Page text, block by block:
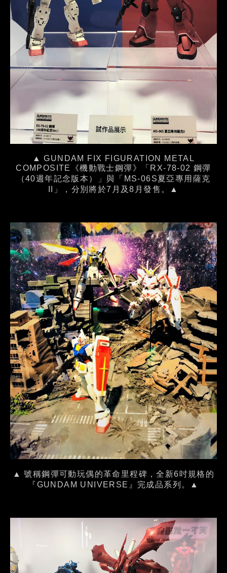
▲ GUNDAM FIX FIGURATION METAL
COMPOSITE《機動戰士鋼彈》「RX-78-02 鋼彈
（40週年記念版本）」與「MS-06S夏亞專用薩克
II」，分別將於7月及8月發售。▲
▲ 號稱鋼彈可動玩偶的革命里程碑，全新6吋規格的
『GUNDAM UNIVERSE』完成品系列。▲